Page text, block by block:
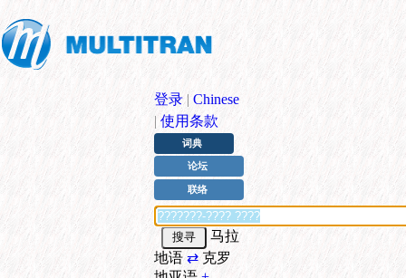
登录 | Chinese
| 使用条款
词典
论坛
联络
马拉
地语⇄ 克罗